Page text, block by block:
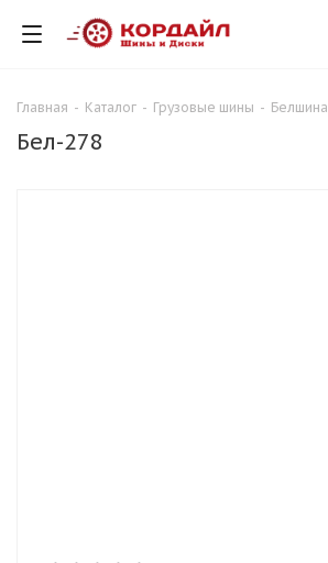
Главная - Каталог - Грузовые шины - Белшина
Бел-278